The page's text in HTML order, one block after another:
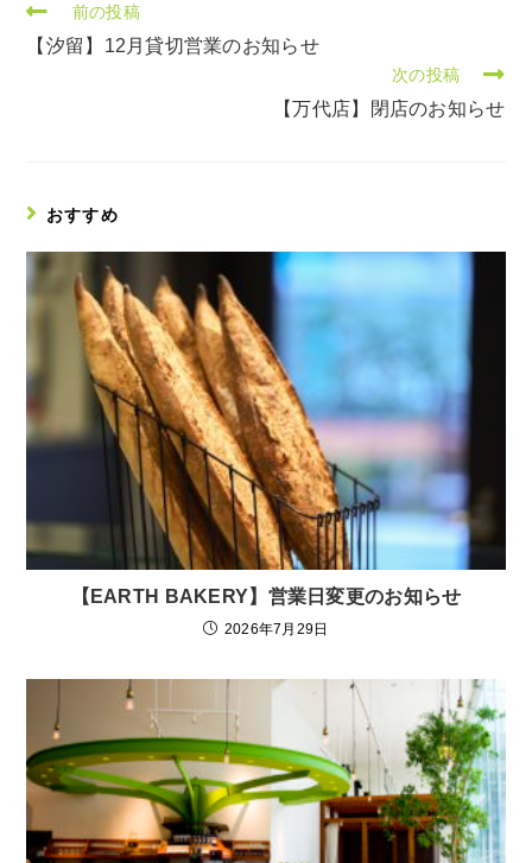
前の投稿
【汐留】12月貸切営業のお知らせ
次の投稿
【万代店】閉店のお知らせ
おすすめ
【EARTH BAKERY】営業日変更のお知らせ
2026年7月29日